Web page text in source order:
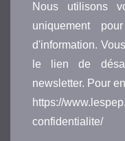
Nous utilisons
uniquement
d'information.
le lien de
newsletter. Pour
https://
confidentialite/